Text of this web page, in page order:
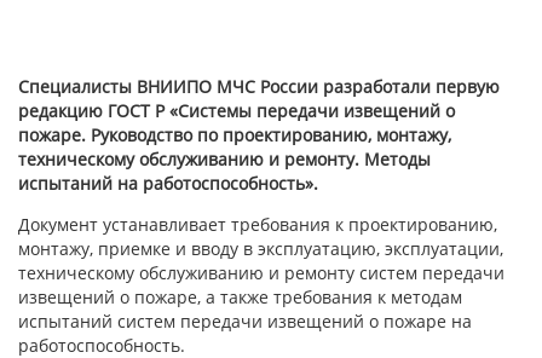
Специалисты ВНИИПО МЧС России разработали первую
редакцию ГОСТ Р «Системы передачи извещений о
пожаре. Руководство по проектированию, монтажу,
техническому обслуживанию и ремонту. Методы
испытаний на работоспособность».
Документ устанавливает требования к проектированию,
монтажу, приемке и вводу в эксплуатацию, эксплуатации,
техническому обслуживанию и ремонту систем передачи
извещений о пожаре, а также требования к методам
испытаний систем передачи извещений о пожаре на
работоспособность.